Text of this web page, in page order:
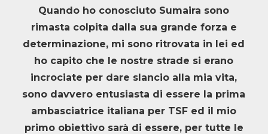
Quando ho conosciuto Sumaira sono
rimasta colpita dalla sua grande forza e
determinazione, mi sono ritrovata in lei ed
ho capito che le nostre strade si erano
incrociate per dare slancio alla mia vita,
sono davvero entusiasta di essere la prima
ambasciatrice italiana per TSF ed il mio
primo obiettivo sarà di essere, per tutte le